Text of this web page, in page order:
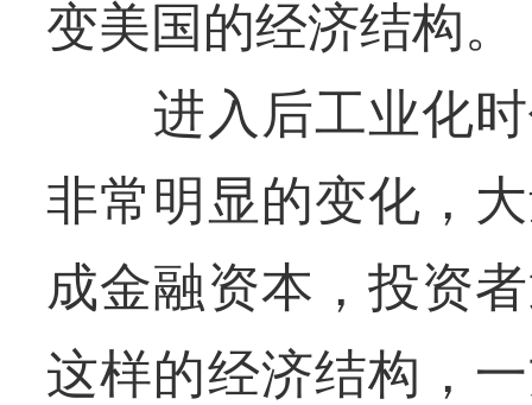
变美国的经济结构。
进入后工业化时
非常明显的变化，
成金融资本，投资
这样的经济结构，